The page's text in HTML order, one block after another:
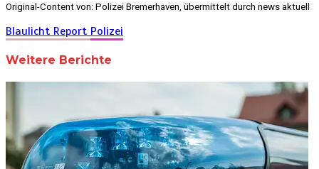
Original-Content von: Polizei Bremerhaven, übermittelt durch news aktuell
Blaulicht Report Polizei
Weitere Berichte